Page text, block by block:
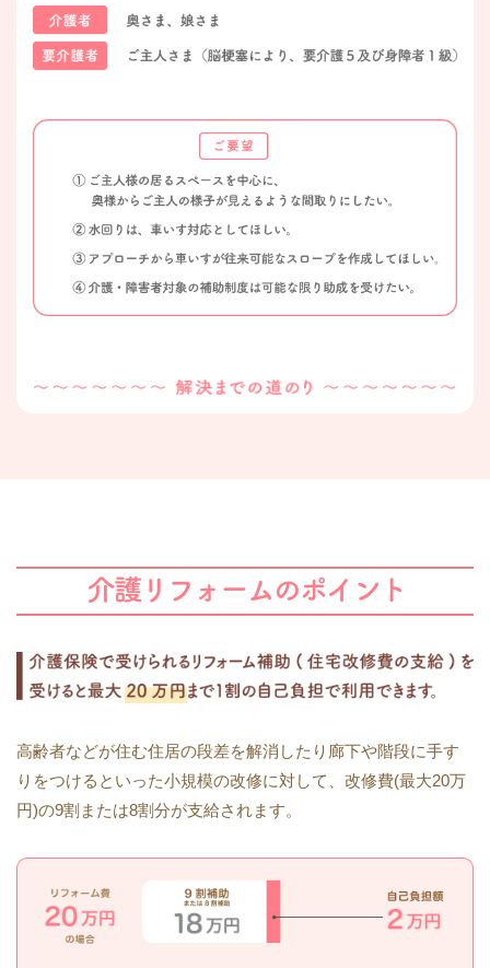
この打合せは10回以上、2ヶ月を超える打合せ時間を費や
しました。 (時間をかけることで趣味嗜好、生活スタイル
にご納得いただく頃に、公共の補助制度の申請準備も同
時に行いました。
担当窓口の鹿児島市の介護保険課と障害福祉課
が、ダブルで助成金を申請する例が少なく、市対応者も
それぞれの立場で何度も質問をされ、修正を指摘されま
した。
高齢者などが住む住居の段差を解消したり廊下や階段に手す
りをつけるといった小規模の改修に対して、改修費(最大20万
円)の9割または8割分が支給されます。